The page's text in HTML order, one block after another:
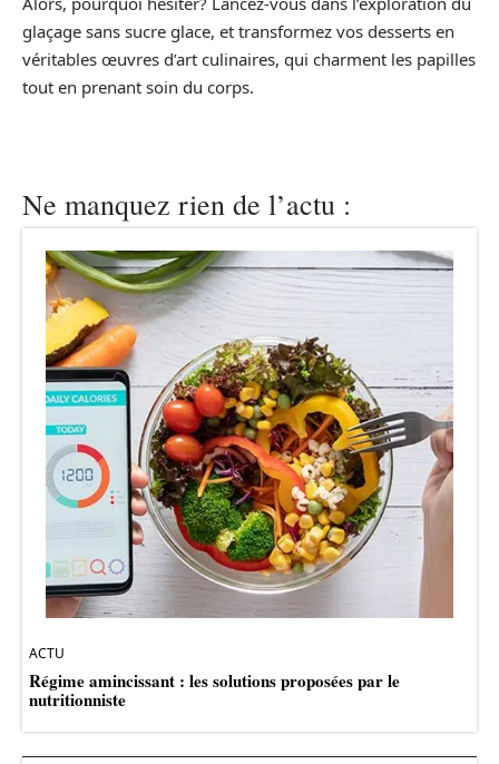
glaçage sans sucre glace, et transformez vos desserts en
véritables œuvres d’art culinaires, qui charment les papilles
tout en prenant soin du corps.
Ne manquez rien de l’actu :
ACTU
Régime amincissant : les solutions proposées par le
nutritionniste